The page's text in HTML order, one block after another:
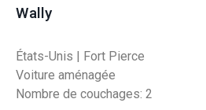
Wally
États-Unis | Fort Pierce
Voiture aménagée
Nombre de couchages: 2